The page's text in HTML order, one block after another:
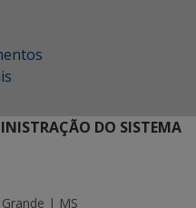
DO SISTEMA
| MS